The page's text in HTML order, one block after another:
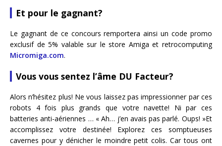
Et pour le gagnant?
Le gagnant de ce concours remportera ainsi un code promo
exclusif de 5% valable sur le store Amiga et retrocomputing
Micromiga.com.
Vous vous sentez l’âme DU Facteur?
Alors n’hésitez plus! Ne vous laissez pas impressionner par ces
robots 4 fois plus grands que votre navette! Ni par ces
batteries anti-aériennes … « Ah… j’en avais pas parlé. Oups! »Et
accomplissez votre destinée! Explorez ces somptueuses
cavernes pour y dénicher le moindre petit colis. Car tous ont